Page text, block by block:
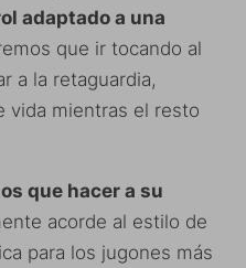
adaptado a una
que ir tocando al
a la retaguardia,
vida mientras el resto
que hacer a su
acorde al estilo de
para los jugones más